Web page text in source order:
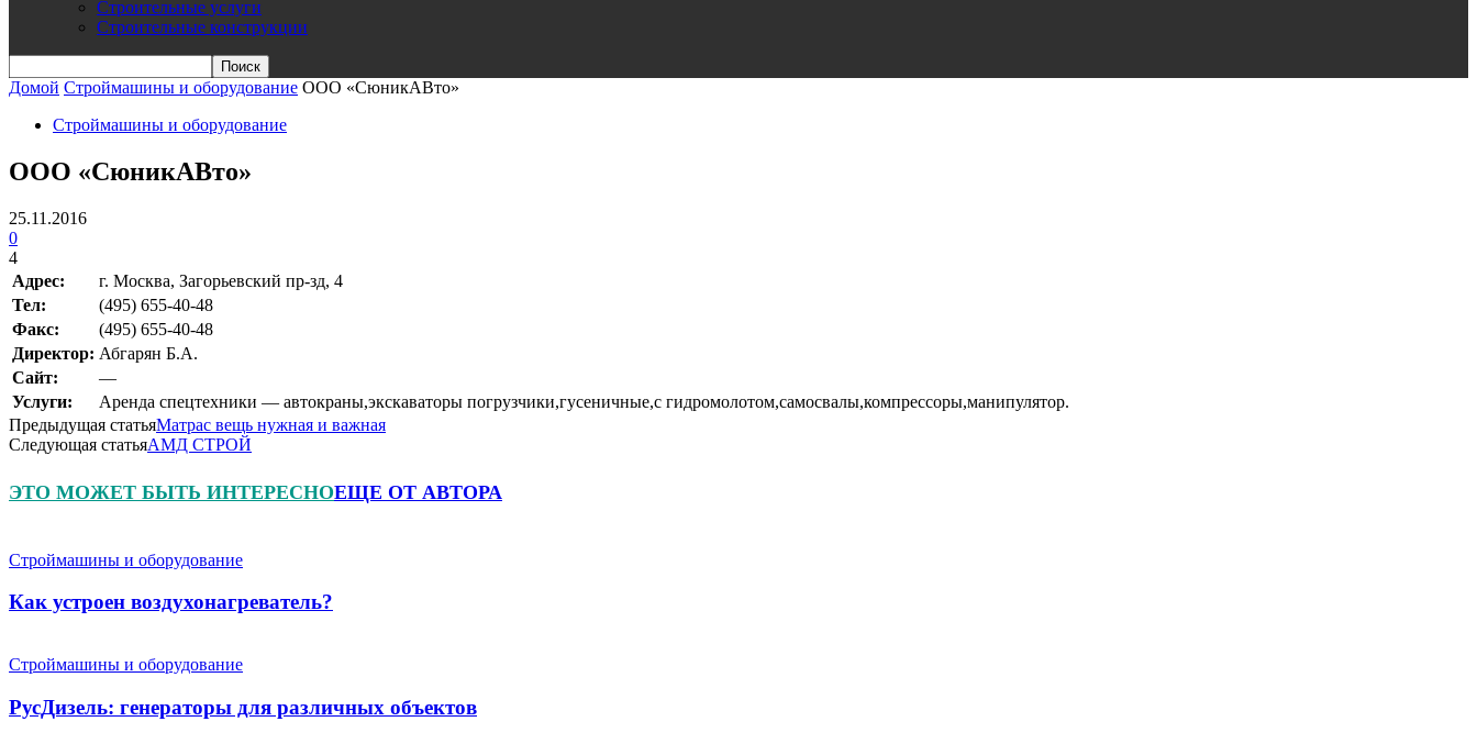
Строительные услуги
Строительные конструкции
Домой Строймашины и оборудование ООО «СюникАВто»
Строймашины и оборудование
ООО «СюникАВто»
25.11.2016
0
4
Адрес:
г. Москва, Загорьевский пр-зд, 4
Teл:
(495) 655-40-48
Факс:
(495) 655-40-48
Директор: Абгарян Б.А.
Сайт:
—
Услуги:
Аренда спецтехники — автокраны,экскаваторы погрузчики,гусеничные,с гидромолотом,самосвалы,компрессоры,манипулятор.
Предыдущая статьяМатрас вещь нужная и важная
Следующая статьяАМД СТРОЙ
ЭТО МОЖЕТ БЫТЬ ИНТЕРЕСНОЕЩЕ ОТ АВТОРА
Строймашины и оборудование
Как устроен воздухонагреватель?
Строймашины и оборудование
РусДизель: генераторы для различных объектов